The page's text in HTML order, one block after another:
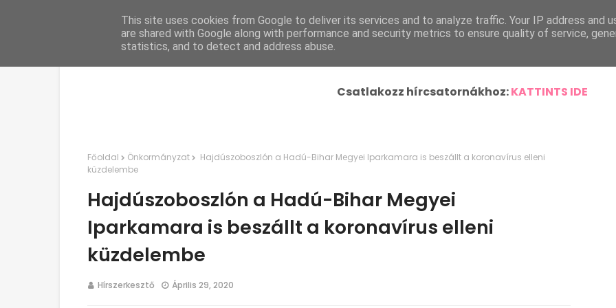
Címlap Helyi Hírek Ország-Világ Járásunk
Csatlakozz hírcsatornákhoz:KATTINTS IDE
Főoldal Önkormányzat
Hajdúszoboszlón a Hadú-Bihar Megyei Iparkamara is beszállt a koronavírus elleni
küzdelembe
Hajdúszoboszlón a Hadú-Bihar Megyei
Iparkamara is beszállt a koronavírus elleni
küzdelembe
Hírszerkesztő Április 29, 2020
This site uses cookies from Google to deliver its services and to analyze traffic. Your IP address and
are shared with Google along with performance and security metrics to ensure quality of service,
statistics, and to detect and address abuse.